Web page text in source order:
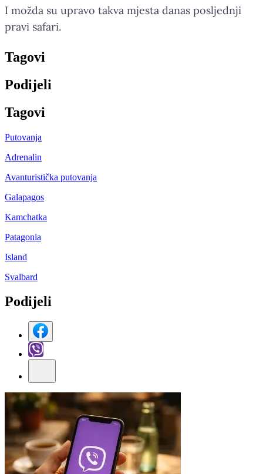
I možda su upravo takva mjesta danas posljednji
pravi safari.
Tagovi
Podijeli
Tagovi
Putovanja
Adrenalin
Avanturistička putovanja
Galapagos
Kamchatka
Patagonia
Island
Svalbard
Podijeli